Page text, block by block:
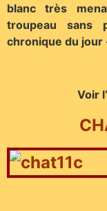
blanc très
troupeau sans
chronique du jour
Voir